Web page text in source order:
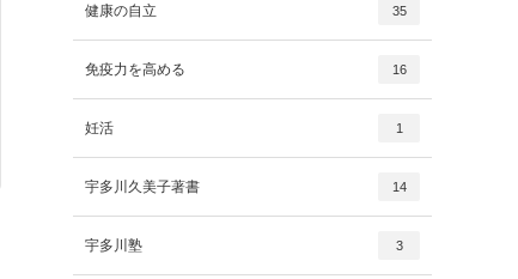
健康の自立 35
免疫力を高める 16
妊活 1
宇多川久美子著書 14
宇多川塾 3